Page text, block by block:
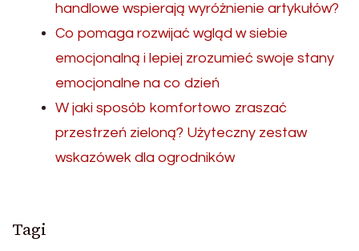
handlowe wspierają wyróżnienie artykułów?
Co pomaga rozwijać wgląd w siebie
emocjonalną i lepiej zrozumieć swoje stany
emocjonalne na co dzień
W jaki sposób komfortowo zraszać
przestrzeń zieloną? Użyteczny zestaw
wskazówek dla ogrodników
Tagi